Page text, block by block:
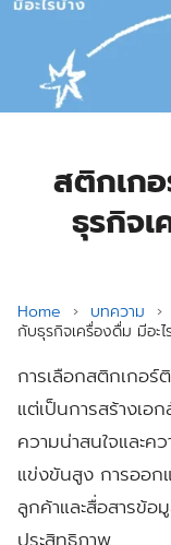
สติกเก
ธุรกิจเ
Home › บทความ ›
กับธุรกิจเครื่องดื่ม มีอะไ
การเลือกสติกเกอ
แต่เป็นการสร้างเ
ความน่าสนใจและค
แข่งขันสูง การออ
ลูกค้าและสื่อสารข้